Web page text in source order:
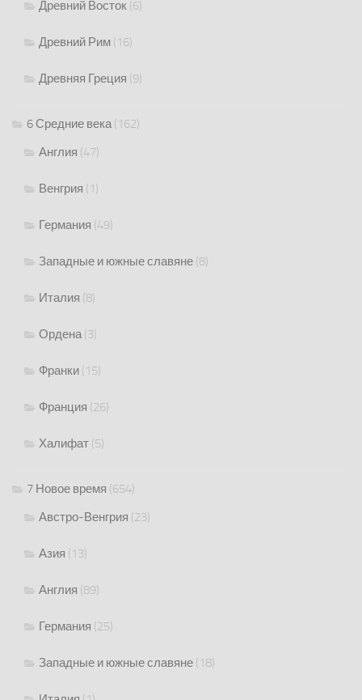
Древний Восток (6)
Древний Рим (16)
Древняя Греция (9)
6 Средние века(162)
Англия (47)
Венгрия (1)
Германия (49)
Западные и южные славяне (8)
Италия (8)
Ордена(3)
Франки (15)
Франция (26)
Халифат (5)
7 Новое время (654)
Австро-Венгрия (23)
Азия (13)
Англия (89)
Германия (25)
Западные и южные славяне (18)